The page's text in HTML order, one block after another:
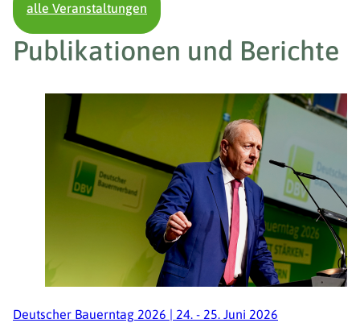
alle Veranstaltungen
Publikationen und Berichte
Deutscher Bauerntag 2026 | 24. - 25. Juni 2026